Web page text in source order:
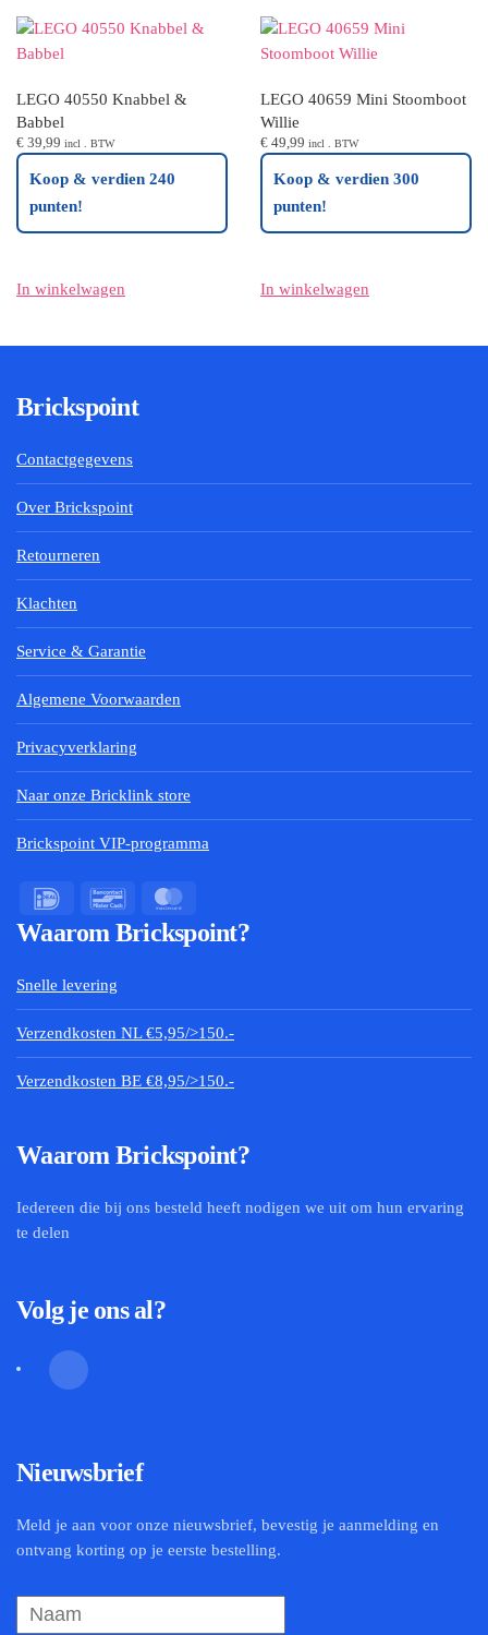
LEGO 40550 Knabbel &
Babbel
€ 39,99 incl . BTW
Koop & verdien 240
punten!
In winkelwagen
LEGO 40659 Mini Stoomboot
Willie
€ 49,99 incl . BTW
Koop & verdien 300
punten!
In winkelwagen
Brickspoint
Contactgegevens
Over Brickspoint
Retourneren
Klachten
Service & Garantie
Algemene Voorwaarden
Privacyverklaring
Naar onze Bricklink store
Brickspoint VIP-programma
Waarom Brickspoint?
Snelle levering
Verzendkosten NL €5,95/>150.-
Verzendkosten BE €8,95/>150.-
Waarom Brickspoint?
Iedereen die bij ons besteld heeft nodigen we uit om hun ervaring
te delen
Volg je ons al?
Nieuwsbrief
Meld je aan voor onze nieuwsbrief, bevestig je aanmelding en
ontvang korting op je eerste bestelling.